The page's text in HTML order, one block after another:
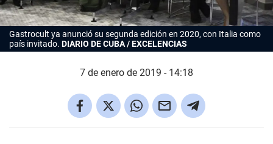
Gastrocult ya anunció su segunda edición en 2020, con Italia como
país invitado. DIARIO DE CUBA / EXCELENCIAS
7 de enero de 2019 - 14:18